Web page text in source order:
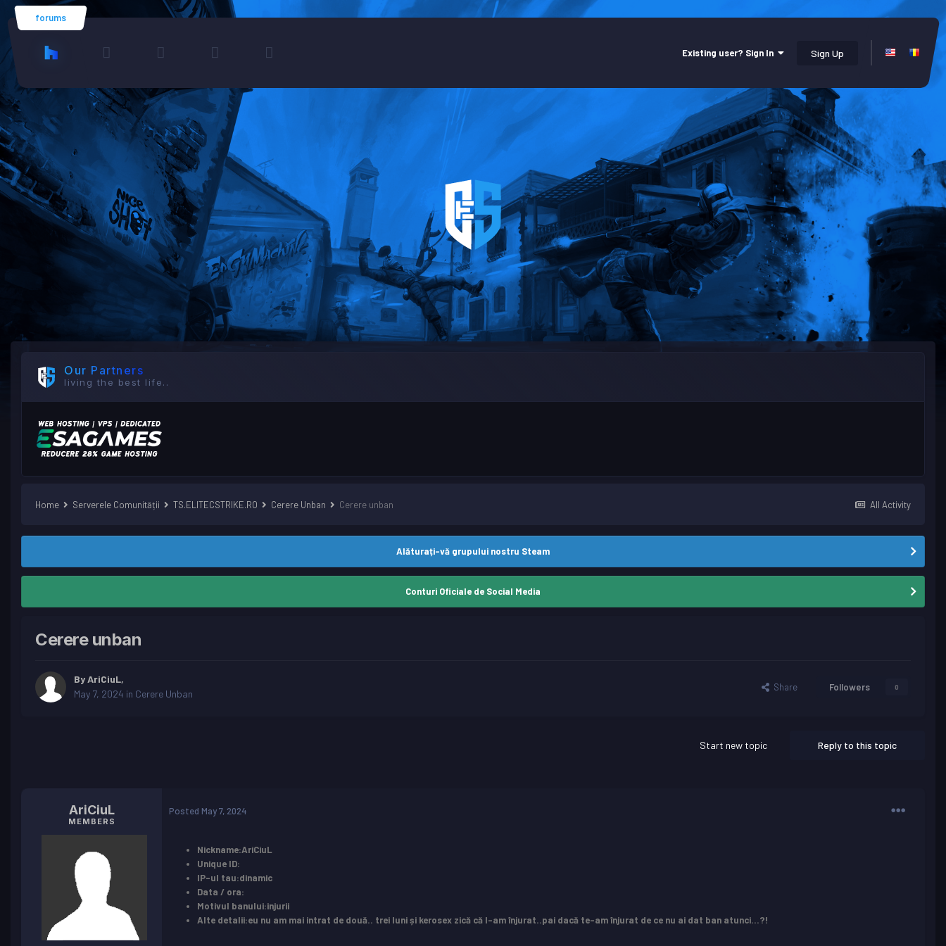
forums
Existing user? Sign In Sign Up
Our Partners
living the best life..
All Activity
Home Serverele Comunității TS.ELITECSTRIKE.RO Cerere Unban Cerere unban
Alăturați-vă grupului nostru Steam
Conturi Oficiale de Social Media
Cerere unban
By AriCiuL,
May 7, 2024 in Cerere Unban
Share Followers 0
Reply to this topic
Start new topic
AriCiuL
MEMBERS
Posted May 7, 2024
Nickname:AriCiuL
Unique ID:
IP-ul tau:dinamic
Data / ora:
Motivul banului:injurii
Alte detalii:eu nu am mai intrat de două.. trei luni și kerosex zică că l-am înjurat..pai dacă te-am înjurat de ce nu ai dat ban atunci...?!